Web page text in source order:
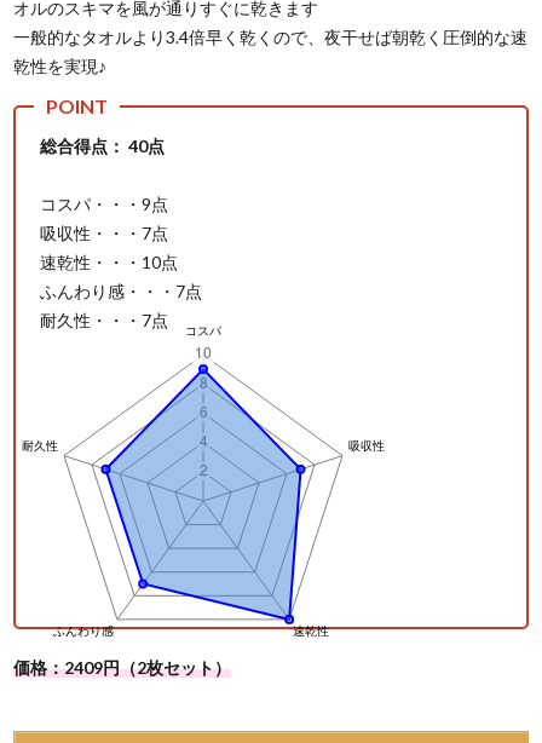
オルのスキマを風が通りすぐに乾きます
一般的なタオルより3.4倍早く乾くので、夜干せば朝乾く圧倒的な速
乾性を実現♪
総合得点： 40点
コスパ・・・9点
吸収性・・・7点
速乾性・・・10点
ふんわり感・・・7点
耐久性・・・7点
価格：2409円（2枚セット）